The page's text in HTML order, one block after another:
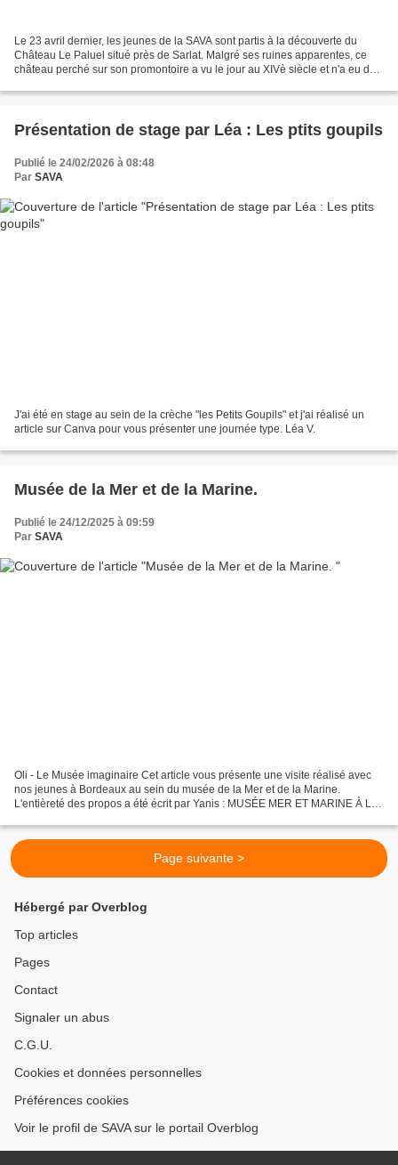
Le 23 avril dernier, les jeunes de la SAVA sont partis à la découverte du
Château Le Paluel situé près de Sarlat. Malgré ses ruines apparentes, ce
château perché sur son promontoire a vu le jour au XIVè siècle et n'a eu de
Présentation de stage par Léa : Les ptits goupils
Publié le 24/02/2026 à 08:48
Par SAVA
J'ai été en stage au sein de la crèche "les Petits Goupils" et j'ai réalisé un
article sur Canva pour vous présenter une journée type. Léa V.
Musée de la Mer et de la Marine.
Publié le 24/12/2025 à 09:59
Par SAVA
Oli - Le Musée imaginaire Cet article vous présente une visite réalisé avec
nos jeunes à Bordeaux au sein du musée de la Mer et de la Marine.
L'entièreté des propos a été écrit par Yanis : MUSÉE MER ET MARINE À LA
Page suivante >
Hébergé par Overblog
Top articles
Pages
Contact
Signaler un abus
C.G.U.
Cookies et données personnelles
Préférences cookies
Voir le profil de SAVA sur le portail Overblog